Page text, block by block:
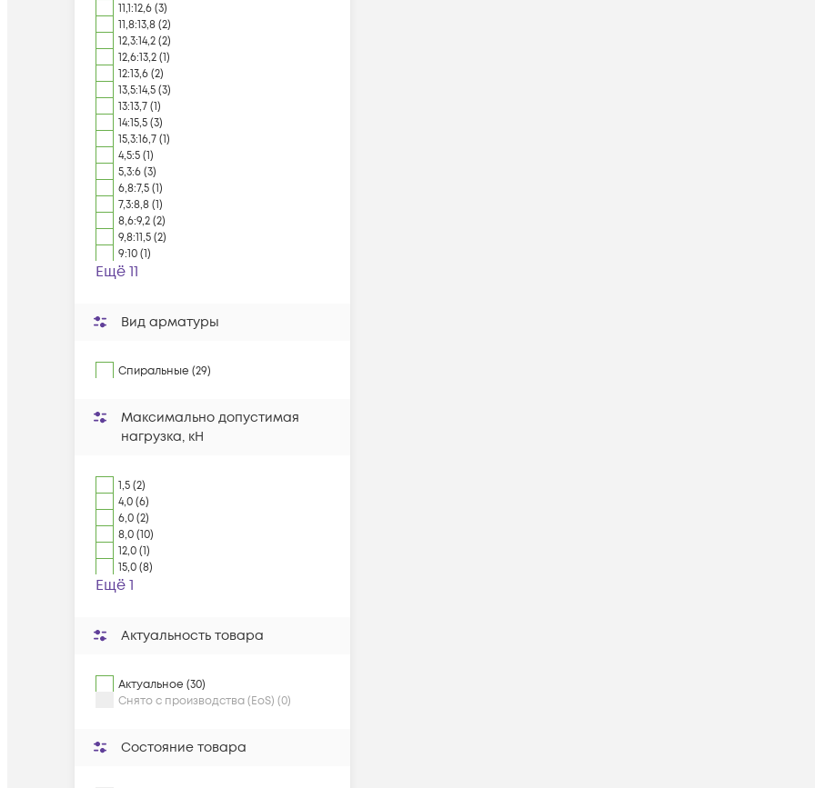
11,1:12,6 (3)
11,8:13,8 (2)
12,3:14,2 (2)
12,6:13,2 (1)
12:13,6 (2)
13,5:14,5 (3)
13:13,7 (1)
14:15,5 (3)
15,3:16,7 (1)
4,5:5 (1)
5,3:6 (3)
6,8:7,5 (1)
7,3:8,8 (1)
8,6:9,2 (2)
9,8:11,5 (2)
9:10 (1)
Ещё 11
Вид арматуры
Спиральные (29)
Максимально допустимая
нагрузка, кН
1,5 (2)
4,0 (6)
6,0 (2)
8,0 (10)
12,0 (1)
15,0 (8)
Ещё 1
Актуальность товара
Актуальное (30)
Снято с производства (EoS) (0)
Состояние товара